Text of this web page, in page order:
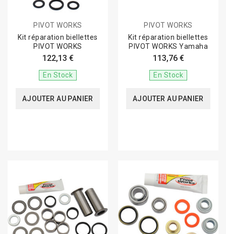
PIVOT WORKS
Kit réparation biellettes
PIVOT WORKS
122,13 €
En Stock
AJOUTER AU PANIER
PIVOT WORKS
Kit réparation biellettes
PIVOT WORKS Yamaha
113,76 €
En Stock
AJOUTER AU PANIER